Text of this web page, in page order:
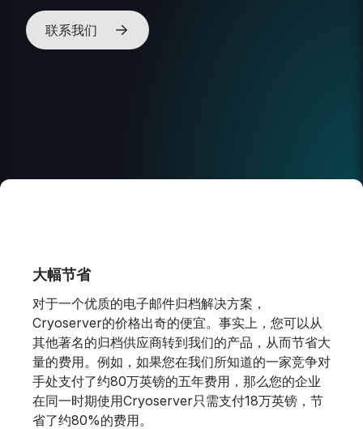
联系我们
大幅节省
对于一个优质的电子邮件归档解决方案，
Cryoserver的价格出奇的便宜。事实上，您可以从
其他著名的归档供应商转到我们的产品，从而节省大
量的费用。例如，如果您在我们所知道的一家竞争对
手处支付了约80万英镑的五年费用，那么您的企业
在同一时期使用Cryoserver只需支付18万英镑，节
省了约80%的费用。